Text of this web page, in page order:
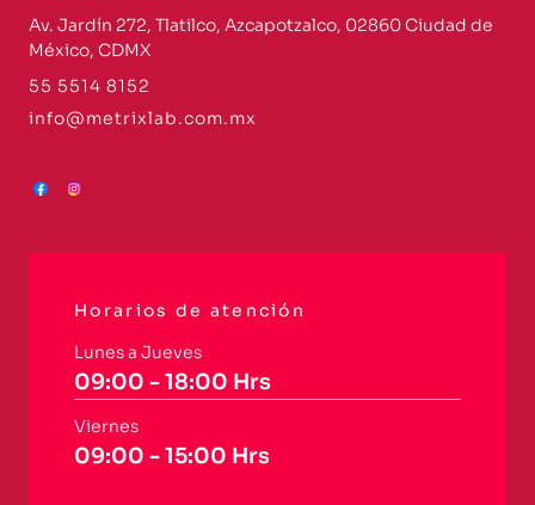
Av. Jardín 272, Tlatilco, Azcapotzalco, 02860 Ciudad de
México, CDMX
55 5514 8152
info@metrixlab.com.mx
Horarios de atención
Lunes a Jueves
09:00 - 18:00 Hrs
Viernes
09:00 - 15:00 Hrs